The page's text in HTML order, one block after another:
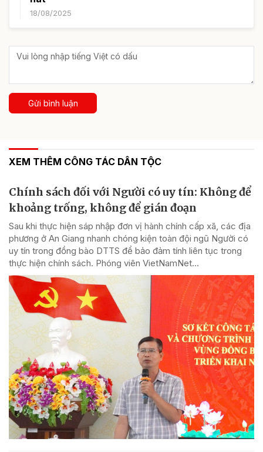
18/08/2025
Gửi bình luận
XEM THÊM CÔNG TÁC DÂN TỘC
Chính sách đối với Người có uy tín: Không để
khoảng trống, không để gián đoạn
Sau khi thực hiện sáp nhập đơn vị hành chính cấp xã, các địa
phương ở An Giang nhanh chóng kiện toàn đội ngũ Người có
uy tín trong đồng bào DTTS để bảo đảm tính liên tục trong
thực hiện chính sách. Phóng viên VietNamNet...